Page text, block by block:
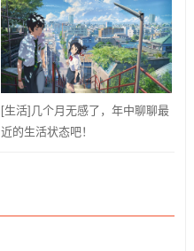
[生活]几个月无感了，年中聊聊最
近的生活状态吧！